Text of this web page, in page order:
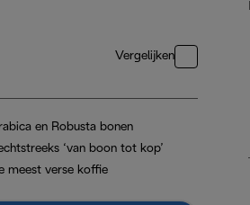
Vergelijken
en Robusta bonen
‘van boon tot kop’
meest verse koffie